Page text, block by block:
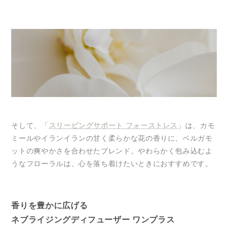
そして、「 スリーピングサポート フォーストレス 」は、カモ
ミールやイランイランの甘く柔らかな花の香りに、ベルガモ
ットの爽やかさを合わせたブレンド。やわらかく包み込むよ
うなフローラルは、心を落ち着けたいときにおすすめです。
香りを豊かに広げる
ネブライジングディフューザー ワンプラス